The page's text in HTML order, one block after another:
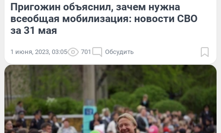
Пригожин объяснил, зачем нужна
всеобщая мобилизация: новости СВО
за 31 мая
1 июня, 2023, 03:05 701 Обсудить